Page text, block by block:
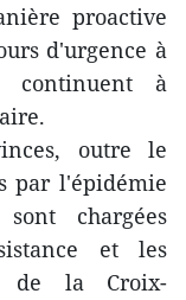
proactive
d'urgence à
continuent à
outre le
par l'épidémie
chargées
et les
de la Croix-